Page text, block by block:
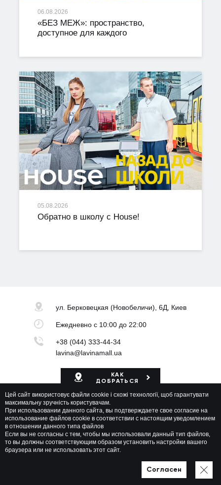
06.08.2026
«БЕЗ МЕЖ»: пространство,
доступное для каждого
05.08.2026
Обратно в школу с House!
ул. Берковецкая (Новобеличи), 6Д, Киев
Ежедневнос 10:00 до 22:00
+38 (044) 333-44-34
lavina@lavinamall.ua
КАК
ДОБРАТЬСЯ
Карта ТРЦ
Lavina Mall © 2026 Все права защищены
Цей сайт використовує файли cookie і схожі технології, щоб гарантувати
максимальну зручність користувачам.
При использовании данного сайта, вы подтверждаете свое согласие на
использование файлов cookie в соответствии с настоящим уведомлением
в отношении данного типа файлов
Если вы не согласны с тем, чтобы мы использовали данный тип файлов,
то вы должны соответствующим образом установить настройки вашего
браузера или не использовать этот сайт.
Согласен